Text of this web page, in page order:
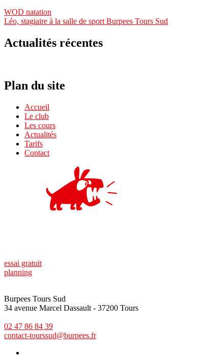
WOD natation
Léo, stagiaire à la salle de sport Burpees Tours Sud
Actualités récentes
Plan du site
Accueil
Le club
Les cours
Actualités
Tarifs
Contact
essai gratuit
planning
Burpees Tours Sud
34 avenue Marcel Dassault - 37200 Tours
02 47 86 84 39
contact-tourssud@burpees.fr